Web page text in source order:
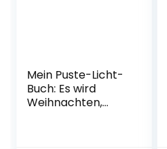
Mein Puste-Licht-
Buch: Es wird
Weihnachten,